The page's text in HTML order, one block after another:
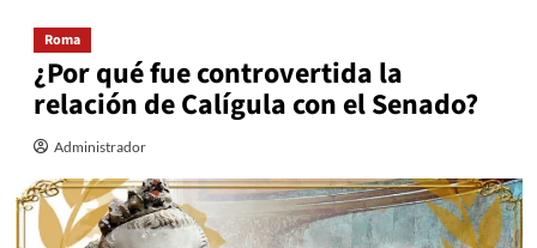
Roma
¿Por qué fue controvertida la
relación de Calígula con el Senado?
Administrador